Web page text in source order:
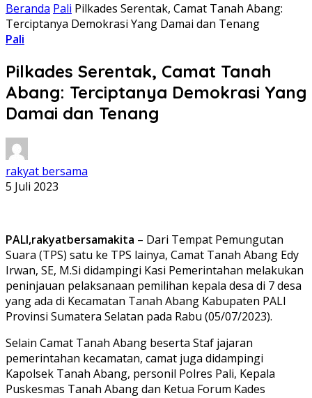
Beranda Pali Pilkades Serentak, Camat Tanah Abang:
Terciptanya Demokrasi Yang Damai dan Tenang
Pali
Pilkades Serentak, Camat Tanah
Abang: Terciptanya Demokrasi Yang
Damai dan Tenang
rakyat bersama
5 Juli 2023
PALI,rakyatbersamakita – Dari Tempat Pemungutan
Suara (TPS) satu ke TPS lainya, Camat Tanah Abang Edy
Irwan, SE, M.Si didampingi Kasi Pemerintahan melakukan
peninjauan pelaksanaan pemilihan kepala desa di 7 desa
yang ada di Kecamatan Tanah Abang Kabupaten PALI
Provinsi Sumatera Selatan pada Rabu (05/07/2023).
Selain Camat Tanah Abang beserta Staf jajaran
pemerintahan kecamatan, camat juga didampingi
Kapolsek Tanah Abang, personil Polres Pali, Kepala
Puskesmas Tanah Abang dan Ketua Forum Kades